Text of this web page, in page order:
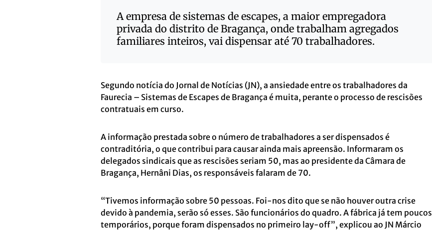
A empresa de sistemas de escapes, a maior empregadora
privada do distrito de Bragança, onde trabalham agregados
familiares inteiros, vai dispensar até 70 trabalhadores.
Segundo notícia do Jornal de Notícias (JN), a ansiedade entre os trabalhadores da
Faurecia – Sistemas de Escapes de Bragança é muita, perante o processo de rescisões
contratuais em curso.
A informação prestada sobre o número de trabalhadores a ser dispensados é
contraditória, o que contribui para causar ainda mais apreensão. Informaram os
delegados sindicais que as rescisões seriam 50, mas ao presidente da Câmara de
Bragança, Hernâni Dias, os responsáveis falaram de 70.
“Tivemos informação sobre 50 pessoas. Foi-nos dito que se não houver outra crise
devido à pandemia, serão só esses. São funcionários do quadro. A fábrica já tem poucos
temporários, porque foram dispensados no primeiro lay-off”, explicou ao JN Márcio